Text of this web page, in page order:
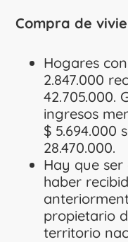
Compra de
Hogares
2.847.000
42.705.000.
ingresos
$ 5.694.000
28.470.000.
Hay que
haber
propietario
territorio